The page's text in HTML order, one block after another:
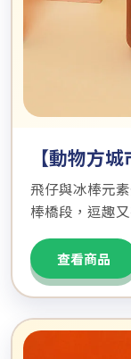
【動物方
飛仔與冰棒元
棒橋段，逗趣
查看商品